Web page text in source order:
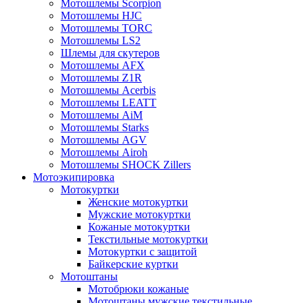
Мотошлемы Scorpion
Мотошлемы HJC
Мотошлемы TORC
Мотошлемы LS2
Шлемы для скутеров
Мотошлемы AFX
Мотошлемы Z1R
Мотошлемы Acerbis
Мотошлемы LEATT
Мотошлемы AiM
Мотошлемы Starks
Мотошлемы AGV
Мотошлемы Airoh
Мотошлемы SHOCK Zillers
Мотоэкипировка
Мотокуртки
Женские мотокуртки
Мужские мотокуртки
Кожаные мотокуртки
Текстильные мотокуртки
Мотокуртки с защитой
Байкерские куртки
Мотоштаны
Мотобрюки кожаные